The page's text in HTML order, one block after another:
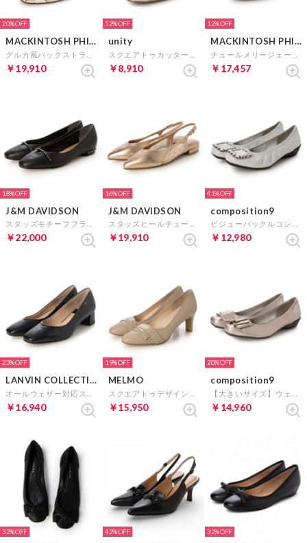
20%
MACKINTOSH PHILOSOPHY
￥19,910
52%
unity
￥8,910
12%
MACKINTOSH PHILOSOPHY
￥17,457
18%
J&M DAVIDSON
￥22,000
16%
J&M DAVIDSON
￥19,910
41%
composition9
￥12,980
23%
LANVIN COLLECTION
￥16,940
19%
MELMO
￥15,950
20%
composition9
￥14,960
32% 42% 32%